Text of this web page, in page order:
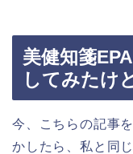
美健知箋
してみたけ
今、こちらの記事
かしたら、私と同